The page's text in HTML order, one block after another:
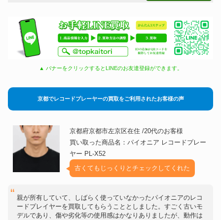
▲ バナーをクリックするとLINEのお友達登録ができます。
京都でレコードプレーヤーの買取をご利用されたお客様の声
京都府京都市左京区在住 /20代のお客様
買い取った商品名：パイオニア レコードプレー
ヤー PL-X52
古くてもじっくりとチェックしてくれた
親が所有していて、しばらく使っていなかったパイオニアのレコ
ードプレイヤーを買取してもらうこととしました。すごく古いモ
デルであり、傷や劣化等の使用感はかなりありましたが、動作は